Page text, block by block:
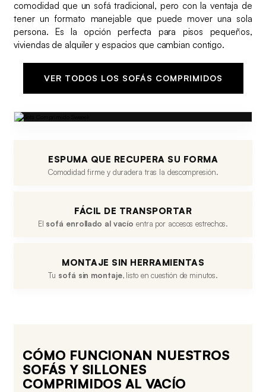
comodidad que un sofá tradicional, pero con la ventaja de
tener un formato manejable que puede mover una sola
persona. Es la opción perfecta para pisos pequeños,
viviendas de alquiler y espacios que cambian contigo.
VER TODOS LOS SOFÁS COMPRIMIDOS
ESPUMA QUE RECUPERA SU FORMA
Comodidad firme y duradera tras la descompresión.
FÁCIL DE TRANSPORTAR
El sofá enrollado al vacío entra por accesos estrechos.
MONTAJE SIN HERRAMIENTAS
Tu sofá sin montaje, listo en cuestión de minutos.
CÓMO FUNCIONAN NUESTROS
SOFÁS Y SILLONES
COMPRIMIDOS AL VACÍO